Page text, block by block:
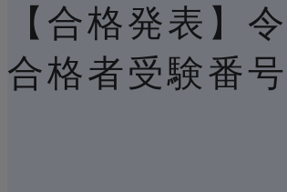
【合格発表】
合格者受験番